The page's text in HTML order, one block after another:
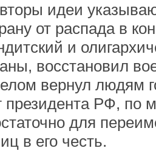
идеи
от распада в
и
восстановил
вернул людям
президента РФ, по
для
в его честь.